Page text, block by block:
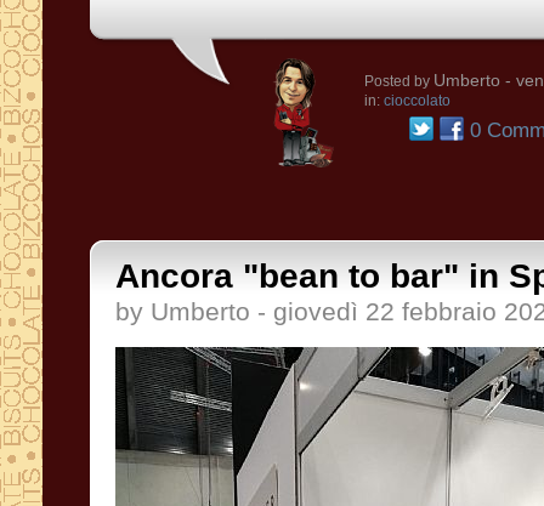
Posted by Umberto -
in: cioccolato
0
Ancora "bean to bar" in
by Umberto - giovedì 22 febbraio